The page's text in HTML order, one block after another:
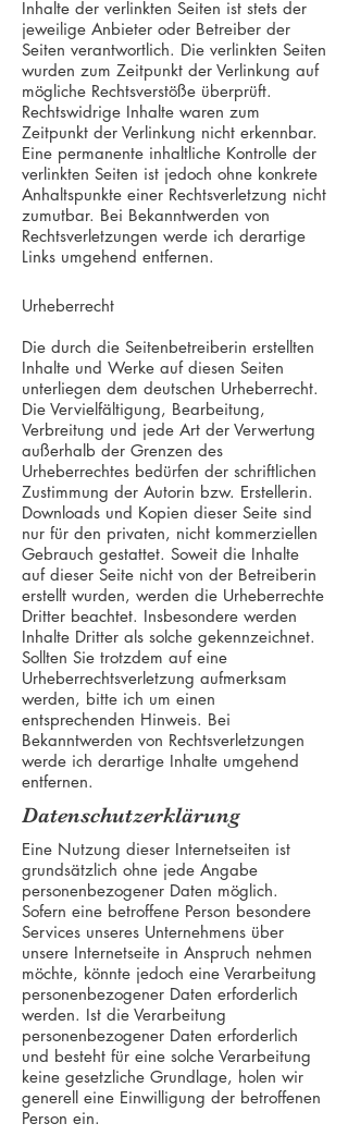
Inhalte der verlinkten Seiten ist stets der
jeweilige Anbieter oder Betreiber der
Seiten verantwortlich. Die verlinkten Seiten
wurden zum Zeitpunkt der Verlinkung auf
mögliche Rechtsverstöße überprüft.
Rechtswidrige Inhalte waren zum
Zeitpunkt der Verlinkung nicht erkennbar.
Eine permanente inhaltliche Kontrolle der
verlinkten Seiten ist jedoch ohne konkrete
Anhaltspunkte einer Rechtsverletzung nicht
zumutbar. Bei Bekanntwerden von
Rechtsverletzungen werde ich derartige
Links umgehend entfernen.
Urheberrecht
Die durch die Seitenbetreiberin erstellten
Inhalte und Werke auf diesen Seiten
unterliegen dem deutschen Urheberrecht.
Die Vervielfältigung, Bearbeitung,
Verbreitung und jede Art der Verwertung
außerhalb der Grenzen des
Urheberrechtes bedürfen der schriftlichen
Zustimmung der Autorin bzw. Erstellerin.
Downloads und Kopien dieser Seite sind
nur für den privaten, nicht kommerziellen
Gebrauch gestattet. Soweit die Inhalte
auf dieser Seite nicht von der Betreiberin
erstellt wurden, werden die Urheberrechte
Dritter beachtet. Insbesondere werden
Inhalte Dritter als solche gekennzeichnet.
Sollten Sie trotzdem auf eine
Urheberrechtsverletzung aufmerksam
werden, bitte ich um einen
entsprechenden Hinweis. Bei
Bekanntwerden von Rechtsverletzungen
werde ich derartige Inhalte umgehend
entfernen.
Datenschutzerklärung
Eine Nutzung dieser Internetseiten ist
grundsätzlich ohne jede Angabe
personenbezogener Daten möglich.
Sofern eine betroffene Person besondere
Services unseres Unternehmens über
unsere Internetseite in Anspruch nehmen
möchte, könnte jedoch eine Verarbeitung
personenbezogener Daten erforderlich
werden. Ist die Verarbeitung
personenbezogener Daten erforderlich
und besteht für eine solche Verarbeitung
keine gesetzliche Grundlage, holen wir
generell eine Einwilligung der betroffenen
Person ein.